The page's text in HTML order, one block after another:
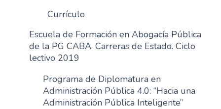
Currículo
Escuela de Formación en Abogacía Pública
de la PG CABA. Carreras de Estado. Ciclo
lectivo 2019
Programa de Diplomatura en
Administración Pública 4.0: “Hacia una
Administración Pública Inteligente”